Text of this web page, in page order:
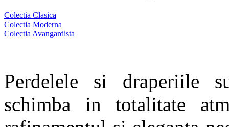
Colectia Clasica
Colectia Moderna
Colectia Avangardista
Perdelele si draperiile
schimba in totalitate